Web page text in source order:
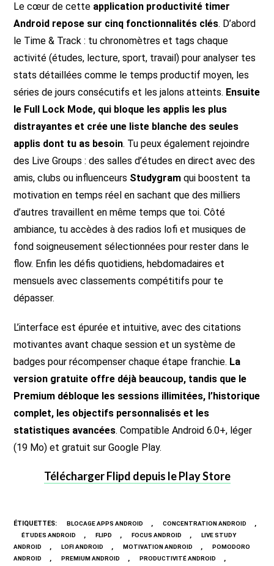
Le cœur de cette application productivité timer
Android repose sur cinq fonctionnalités clés. D’abord
le Time & Track : tu chronomètres et tags chaque
activité (études, lecture, sport, travail) pour analyser tes
stats détaillées comme le temps productif moyen, les
séries de jours consécutifs et les jalons atteints. Ensuite
le Full Lock Mode, qui bloque les applis les plus
distrayantes et crée une liste blanche des seules
applis dont tu as besoin. Tu peux également rejoindre
des Live Groups : des salles d’études en direct avec des
amis, clubs ou influenceurs Studygram qui boostent ta
motivation en temps réel en sachant que des milliers
d’autres travaillent en même temps que toi. Côté
ambiance, tu accèdes à des radios lofi et musiques de
fond soigneusement sélectionnées pour rester dans le
flow. Enfin les défis quotidiens, hebdomadaires et
mensuels avec classements compétitifs pour te
dépasser.
L’interface est épurée et intuitive, avec des citations
motivantes avant chaque session et un système de
badges pour récompenser chaque étape franchie. La
version gratuite offre déjà beaucoup, tandis que le
Premium débloque les sessions illimitées, l’historique
complet, les objectifs personnalisés et les
statistiques avancées. Compatible Android 6.0+, léger
(19 Mo) et gratuit sur Google Play.
Télécharger Flipd depuis le Play Store
ÉTIQUETTES: BLOCAGE APPS ANDROID , CONCENTRATION ANDROID ,
ÉTUDES ANDROID , FLIPD , FOCUS ANDROID ,
LIVE STUDY
ANDROID
, LOFI ANDROID , MOTIVATION ANDROID ,
POMODORO
ANDROID
, PREMIUM ANDROID , PRODUCTIVITÉ ANDROID ,